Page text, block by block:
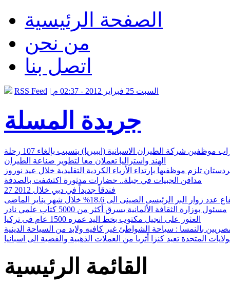
الصفحة الرئيسية
من نحن
اتصل بنا
RSS Feed | السبت 25 فبراير 2012 - 02:37 م
جريدة المسلة
موظفين شركة الطيران الاسبانية (ايبيريا) يتسبب بإلغاء 107 رحلة
الهند واستراليا تعملان معا لتطوير صناعة الطيران
تلزم موظفيها بإرتداء الأزياء الكردية التقليدية خلال عيد نوروز
مدافن الجبيات في جبلة.. حضارات مدثورة اكتشفت بالصدفة
27 فندقاً جديداً في دبي خلال 2012
عدد زوار البر الرئيسى الصينى الى 18.6% خلال شهر يناير الماضى
مسئول بوزارة الثقافة الألمانية يسرق أكثر من 5000 كتاب علمي نادر
العثور على انجيل مكتوب بخط اليد عمره 1500 عام فى تركيا
بالنمسا : سياحة الشواطئ غير كافيه ولابد من السياحة الدينية
المتحدة تعيد كنزا أثريا من العملات الذهبية والفضية الى اسبانيا
القائمة الرئيسية